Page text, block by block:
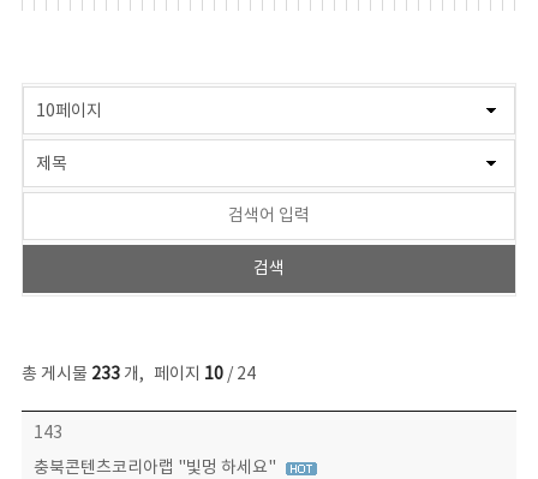
총 게시물 233개, 페이지 10/ 24
보도자료 목록 - 번호, 제목, 작성자, 파일, 조회수, 작성일 정보 제공
143
충북콘텐츠코리아랩 "빛멍 하세요"